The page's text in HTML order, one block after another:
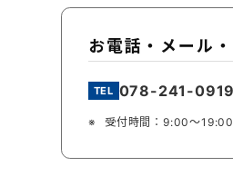
お電話・メール
078-241-0919
受付時間：9:00～19:00